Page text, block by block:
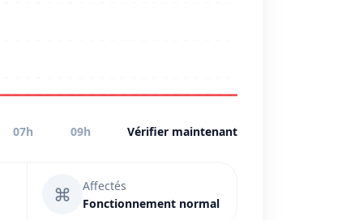
07h 09h Vérifier maintenant
⌘
Affectés
Fonctionnement normal